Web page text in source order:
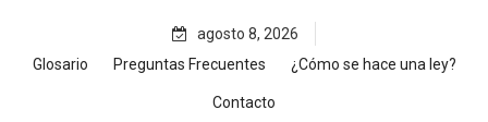
content
agosto 8, 2026
Glosario
Preguntas Frecuentes ¿Cómo se hace una ley?
Contacto